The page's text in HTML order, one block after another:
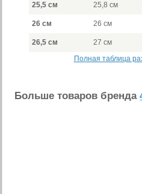
25,5 см 25,8 см
26 см 26 см
26,5 см 27 см
Полная таблица
Больше товаров бренда